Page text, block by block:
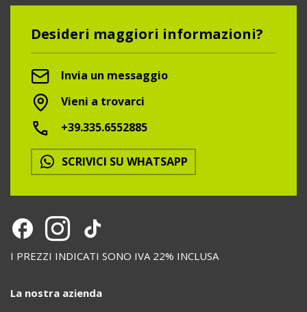
Desideri maggiori informazioni?
Invia un messaggio
Vieni a trovarci
+39.335.6552885
SCRIVICI SU WHATSAPP
I PREZZI INDICATI SONO IVA 22% INCLUSA
La nostra azienda